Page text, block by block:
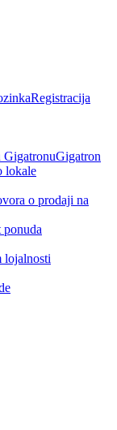
Registracija
GigatronuGigatron
lokale
o prodaji na
ponuda
lojalnosti